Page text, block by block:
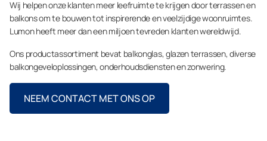
Wij helpen onze klanten meer leefruimte te krijgen door terrassen en
balkons om te bouwen tot inspirerende en veelzijdige woonruimtes.
Lumon heeft meer dan een miljoen tevreden klanten wereldwijd.
Ons productassortiment bevat balkonglas, glazen terrassen, diverse
balkongeveloplossingen, onderhoudsdiensten en zonwering.
NEEM CONTACT MET ONS OP